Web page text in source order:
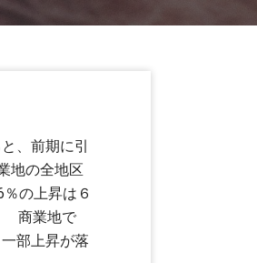
、前期に引
地の全地区
の上昇は６
商業地で
部上昇が落